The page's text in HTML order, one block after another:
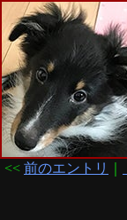
<< 前のエントリ